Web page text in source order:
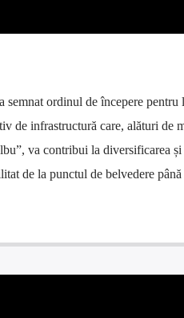
semnat ordinul de începere
de infrastructură care, alături de
va contribui la diversificarea
de la punctul de belvedere